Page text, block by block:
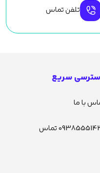
تلفن تماس
سریع
با ما
تماس